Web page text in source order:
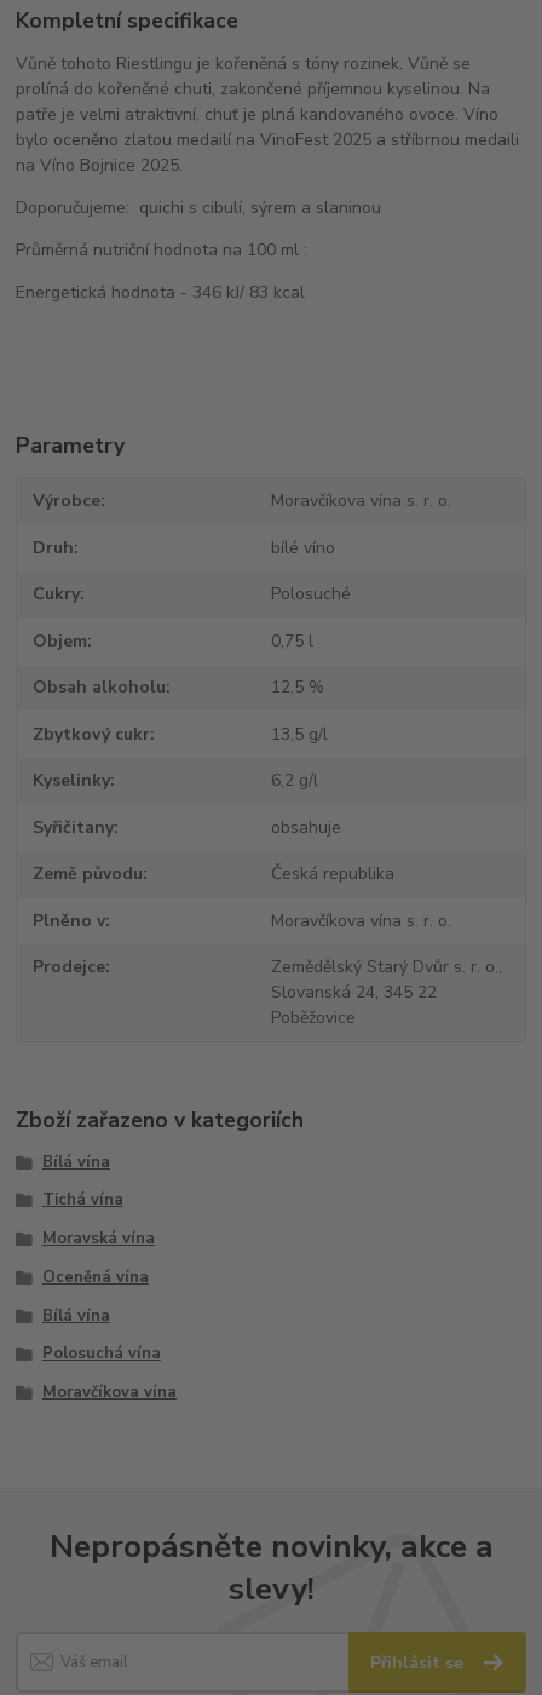
Kompletní specifikace
Vůně tohoto Riestlingu je kořeněná s tóny rozinek. Vůně se
prolíná do kořeněné chuti, zakončené příjemnou kyselinou. Na
patře je velmi atraktivní, chuť je plná kandovaného ovoce. Víno
bylo oceněno zlatou medailí na VinoFest 2025 a stříbrnou medaili
na Víno Bojnice 2025.
Doporučujeme: quichi s cibulí, sýrem a slaninou
Průměrná nutriční hodnota na 100 ml :
Energetická hodnota - 346 kJ/ 83 kcal
Parametry
Výrobce Moravčíkova vína s. r. o.
Druh bílé víno
Cukry Polosuché
Objem 0,75 l
Obsah alkoholu 12,5 %
Zbytkový cukr 13,5 g/l
Kyselinky 6,2 g/l
Syřičitany obsahuje
Země původu Česká republika
Plněno v Moravčíkova vína s. r. o.
Prodejce
Zemědělský Starý Dvůr s. r. o.,
Slovanská 24, 345 22
Poběžovice
Zboží zařazeno v kategoriích
Bílá vína
Tichá vína
Moravská vína
Oceněná vína
Bílá vína
Polosuchá vína
Moravčíkova vína
Nepropásněte novinky, akce a
slevy!
Přihlásit se